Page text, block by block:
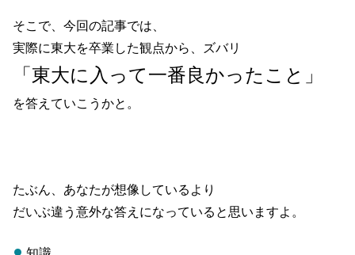
そこで、今回の記事では、
実際に東大を卒業した観点から、ズバリ
「東大に入って一番良かったこと」
を答えていこうかと。
たぶん、あなたが想像しているより
だいぶ違う意外な答えになっていると思いますよ。